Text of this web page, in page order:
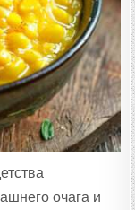
очага и